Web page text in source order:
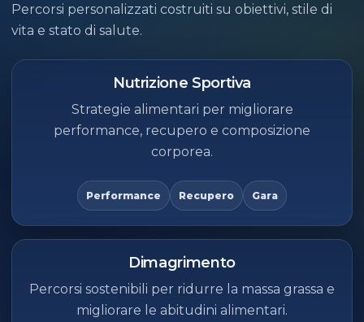
Percorsi personalizzati costruiti su obiettivi, stile di
vita e stato di salute.
Nutrizione Sportiva
Strategie alimentari per migliorare
performance, recupero e composizione
corporea.
Performance Recupero Gara
Dimagrimento
Percorsi sostenibili per ridurre la massa grassa e
migliorare le abitudini alimentari.